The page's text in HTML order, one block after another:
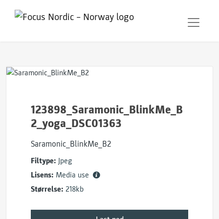
123898_Saramonic_BlinkMe_B
2_yoga_DSC01363
Saramonic_BlinkMe_B2
Filtype: Jpeg
Lisens: Media use
Størrelse: 218kb